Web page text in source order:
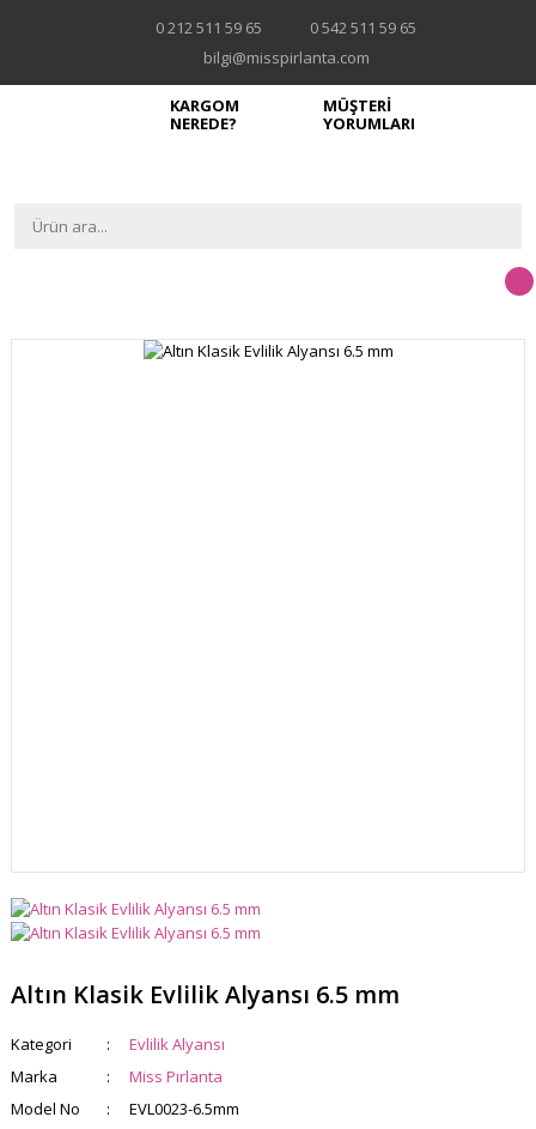
0 212 511 59 65
0 542 511 59 65
bilgi@misspirlanta.com
KARGOM
NEREDE?
MÜŞTERİ
YORUMLARI
Altın Klasik Evlilik Alyansı 6.5 mm
Kategori
Evlilik Alyansı
Marka
Miss Pırlanta
Model No
EVL0023-6.5mm